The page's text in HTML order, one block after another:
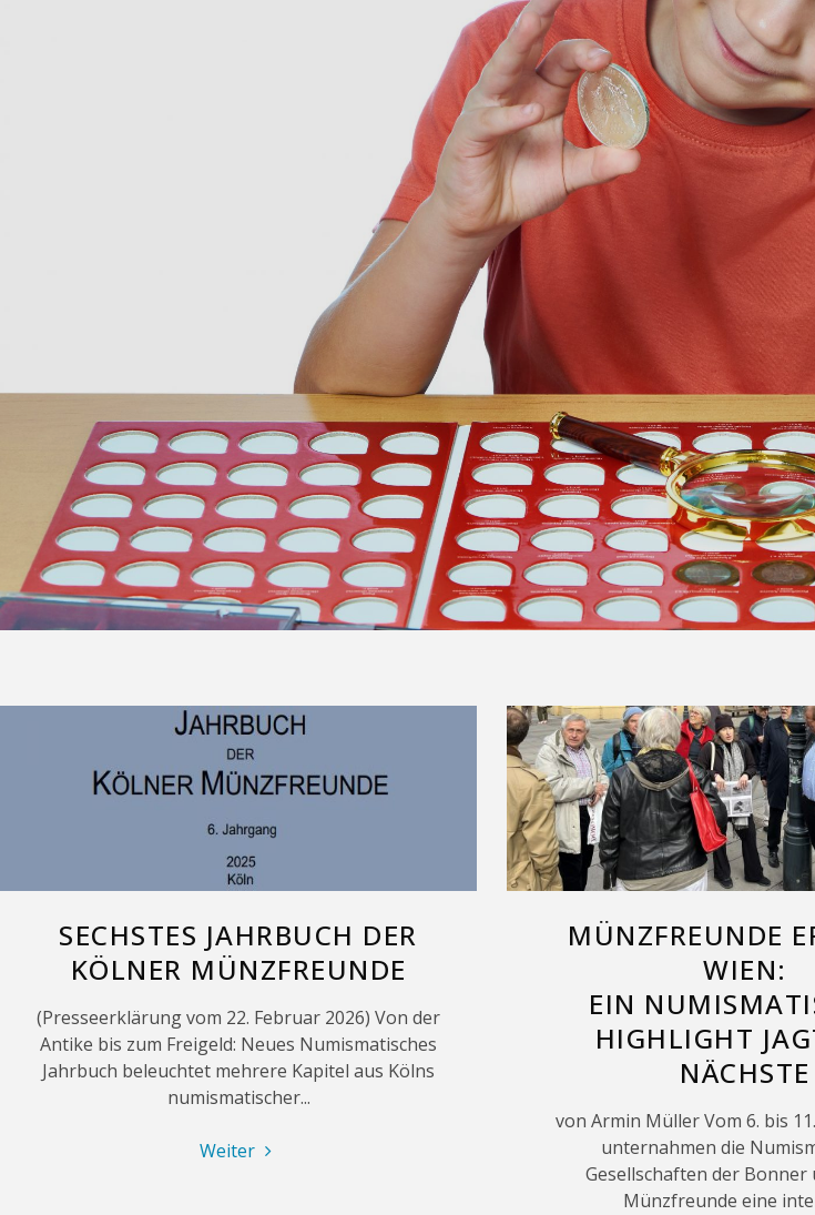
SECHSTES JAHRBUCH DER
KÖLNER MÜNZFREUNDE
(Presseerklärung vom 22. Februar 2026) Von der
Antike bis zum Freigeld: Neues Numismatisches
Jahrbuch beleuchtet mehrere Kapitel aus Kölns
numismatischer...
Weiter "Sechstes
MÜNZFREUNDE
WIEN:
EIN
HIGHLIGHT
NÄCHSTE
von Armin Müller Vom 6. bis
unternahmen die
Gesellschaften der Bonner
Münzfreunde eine